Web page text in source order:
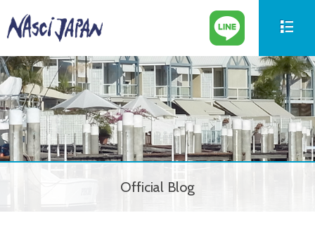
New Boat
新艇情報
Used Boat
中古艇情報
Parts
パーツ情報
Official Blog